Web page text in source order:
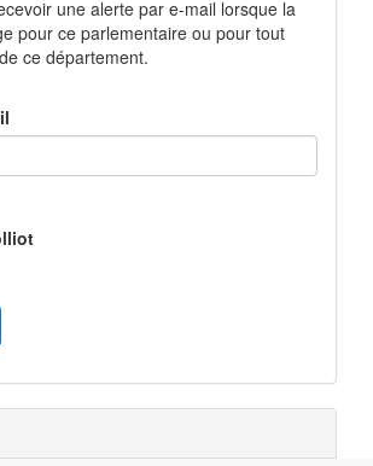
une alerte par e-mail lorsque la
pour ce parlementaire ou pour tout
ce département.